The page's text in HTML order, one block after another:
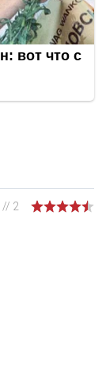
// 2